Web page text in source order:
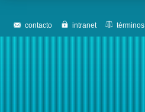
contacto intranet términos